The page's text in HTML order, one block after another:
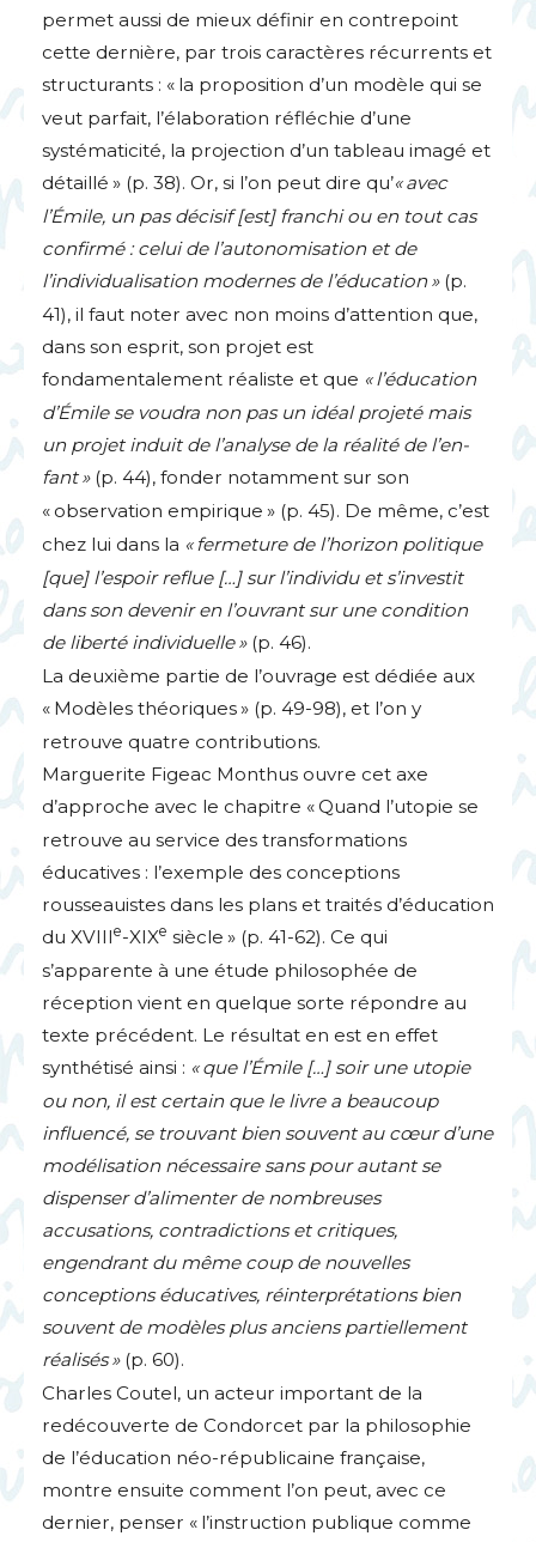
permet aussi de mieux définir en contrepoint
cette dernière, par trois caractères récurrents et
structurants : « la proposition d’un modèle qui se
veut parfait, l’élaboration réfléchie d’une
systématicité, la projection d’un tableau imagé et
détaillé » (p. 38). Or, si l’on peut dire qu’« avec
l’Émile, un pas décisif [est] franchi ou en tout cas
confirmé : celui de l’autonomisation et de
l’individualisation modernes de l’éducation » (p.
41), il faut noter avec non moins d’attention que,
dans son esprit, son projet est
fondamentalement réaliste et que « l’éducation
d’Émile se voudra non pas un idéal projeté mais
un projet induit de l’analyse de la réalité de l’en-
fant »(p. 44), fonder notamment sur son
« observation empirique » (p. 45). De même, c’est
chez lui dans la « fermeture de l’horizon politique
[que] l’espoir reflue […] sur l’individu et s’investit
dans son devenir en l’ouvrant sur une condition
de liberté individuelle »(p. 46).
La deuxième partie de l’ouvrage est dédiée aux
« Modèles théoriques» (p. 49-98), et l’on y
retrouve quatre contributions.
Marguerite Figeac Monthus ouvre cet axe
d’approche avec le chapitre «Quand l’utopie se
retrouve au service des transformations
éducatives : l’exemple des conceptions
rousseauistes dans les plans et traités d’éducation
du XVIIIe-XIXe siècle » (p. 41-62). Ce qui
s’apparente à une étude philosophée de
réception vient en quelque sorte répondre au
texte précédent. Le résultat en est en effet
synthétisé ainsi : « que l’Émile […] soir une utopie
ou non, il est certain que le livre a beaucoup
influencé, se trouvant bien souvent au cœur d’une
modélisation nécessaire sans pour autant se
dispenser d’alimenter de nombreuses
accusations, contradictions et critiques,
engendrant du même coup de nouvelles
conceptions éducatives, réinterprétations bien
souvent de modèles plus anciens partiellement
réalisés »(p. 60).
Charles Coutel, un acteur important de la
redécouverte de Condorcet par la philosophie
de l’éducation néo-républicaine française,
montre ensuite comment l’on peut, avec ce
dernier, penser « l’instruction publique comme